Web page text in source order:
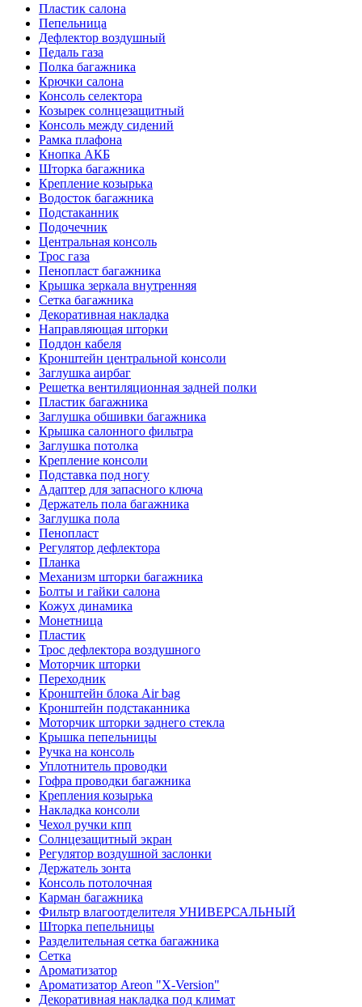
Пластик салона
Пепельница
Дефлектор воздушный
Педаль газа
Полка багажника
Крючки салона
Консоль селектора
Козырек солнцезащитный
Консоль между сидений
Рамка плафона
Кнопка АКБ
Шторка багажника
Крепление козырька
Водосток багажника
Подстаканник
Подочечник
Центральная консоль
Трос газа
Пенопласт багажника
Крышка зеркала внутренняя
Сетка багажника
Декоративная накладка
Направляющая шторки
Поддон кабеля
Кронштейн центральной консоли
Заглушка аирбаг
Решетка вентиляционная задней полки
Пластик багажника
Заглушка обшивки багажника
Крышка салонного фильтра
Заглушка потолка
Крепление консоли
Подставка под ногу
Адаптер для запасного ключа
Держатель пола багажника
Заглушка пола
Пенопласт
Регулятор дефлектора
Планка
Механизм шторки багажника
Болты и гайки салона
Кожух динамика
Монетница
Пластик
Трос дефлектора воздушного
Моторчик шторки
Переходник
Кронштейн блока Air bag
Кронштейн подстаканника
Моторчик шторки заднего стекла
Крышка пепельницы
Ручка на консоль
Уплотнитель проводки
Гофра проводки багажника
Крепления козырька
Накладка консоли
Чехол ручки кпп
Солнцезащитный экран
Регулятор воздушной заслонки
Держатель зонта
Консоль потолочная
Карман багажника
Фильтр влагоотделителя УНИВЕРСАЛЬНЫЙ
Шторка пепельницы
Разделительная сетка багажника
Сетка
Ароматизатор
Ароматизатор Areon "X-Version"
Декоративная накладка под климат